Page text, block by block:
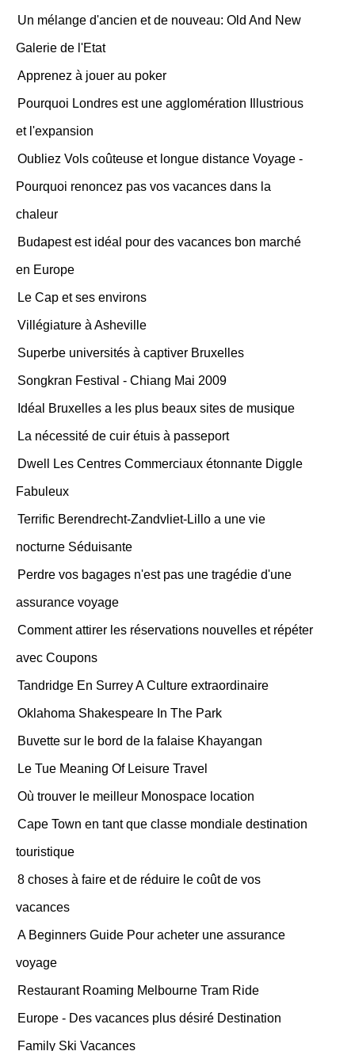
Un mélange d'ancien et de nouveau: Old And New
Galerie de l'Etat
Apprenez à jouer au poker
Pourquoi Londres est une agglomération Illustrious
et l'expansion
Oubliez Vols coûteuse et longue distance Voyage -
Pourquoi renoncez pas vos vacances dans la
chaleur
Budapest est idéal pour des vacances bon marché
en Europe
Le Cap et ses environs
Villégiature à Asheville
Superbe universités à captiver Bruxelles
Songkran Festival - Chiang Mai 2009
Idéal Bruxelles a les plus beaux sites de musique
La nécessité de cuir étuis à passeport
Dwell Les Centres Commerciaux étonnante Diggle
Fabuleux
Terrific Berendrecht-Zandvliet-Lillo a une vie
nocturne Séduisante
Perdre vos bagages n'est pas une tragédie d'une
assurance voyage
Comment attirer les réservations nouvelles et répéter
avec Coupons
Tandridge En Surrey A Culture extraordinaire
Oklahoma Shakespeare In The Park
Buvette sur le bord de la falaise Khayangan
Le Tue Meaning Of Leisure Travel
Où trouver le meilleur Monospace location
Cape Town en tant que classe mondiale destination
touristique
8 choses à faire et de réduire le coût de vos
vacances
A Beginners Guide Pour acheter une assurance
voyage
Restaurant Roaming Melbourne Tram Ride
Europe - Des vacances plus désiré Destination
Family Ski Vacances